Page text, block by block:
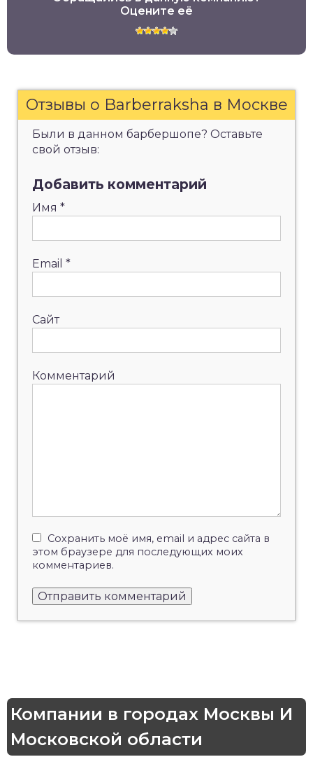
Оцените её
Отзывы о Barberraksha в Москве
Были в данном барбершопе? Оставьте
свой отзыв:
Добавить комментарий
Имя *
Email *
Сайт
Комментарий
Сохранить моё имя, email и адрес сайта в
этом браузере для последующих моих
комментариев.
Компании в городах Москвы И
Московской области